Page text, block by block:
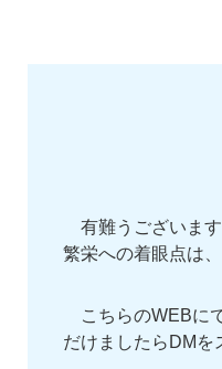
有難うございま
繁栄への着眼点は
こちらのWEBに
だけましたらDMを